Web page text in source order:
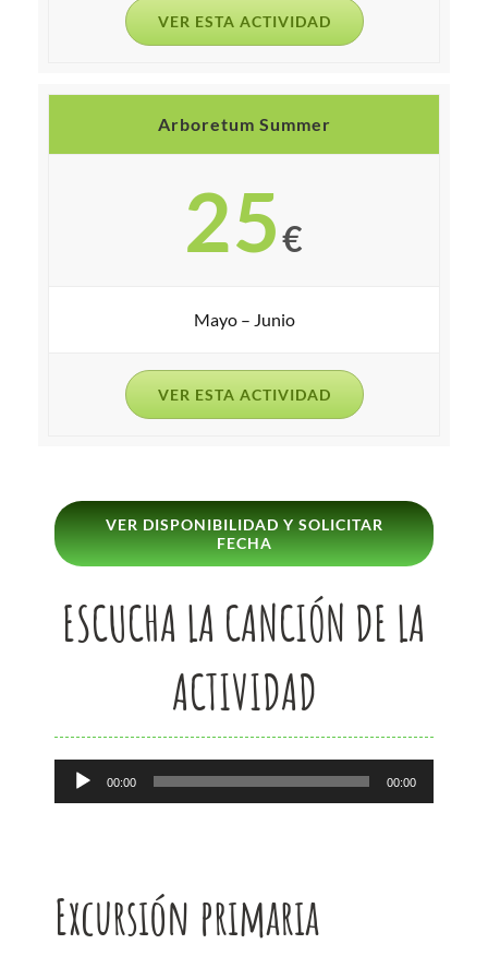
VER ESTA ACTIVIDAD
Arboretum Summer
25€
Mayo – Junio
VER ESTA ACTIVIDAD
VER DISPONIBILIDAD Y SOLICITAR
FECHA
ESCUCHA LA CANCIÓN DE LA
ACTIVIDAD
Reproductor
de
00:00 00:00
Excursión primaria